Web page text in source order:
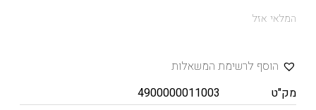
המלאי אזל
הוסף לרשימת המשאלות
מק"ט
4900000011003